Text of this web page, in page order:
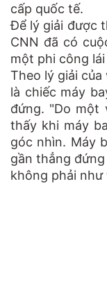
cấp quốc tế.
Để lý giải được
CNN đã có
một phi công
Theo lý giải
là chiếc máy
đứng. "Do một
thấy khi máy
góc nhìn. Máy
gần thẳng
không phải như